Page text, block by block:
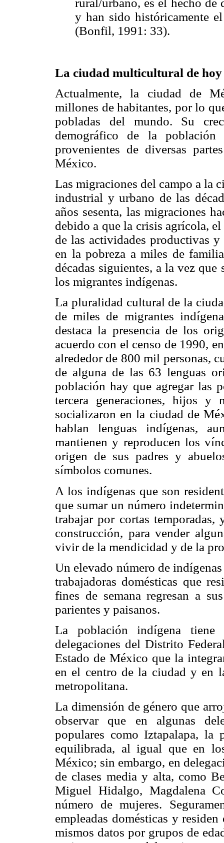
rural/urbano, es el hecho de
y han sido históricamente
(Bonfil, 1991: 33).
La ciudad multicultural de hoy
Actualmente, la ciudad de
millones de habitantes, por lo
pobladas del mundo. Su
demográfico de la
provenientes de diversas
México.
Las migraciones del campo a la
industrial y urbano de las
años sesenta, las migraciones
debido a que la crisis agrícola,
de las actividades productivas
en la pobreza a miles de
décadas siguientes, a la vez
los migrantes indígenas.
La pluralidad cultural de la
de miles de migrantes
destaca la presencia de los
acuerdo con el censo de 1990,
alrededor de 800 mil personas,
de alguna de las 63 lenguas
población hay que agregar las
tercera generaciones, hijos y
socializaron en la ciudad de
hablan lenguas indígenas,
mantienen y reproducen los
origen de sus padres y
símbolos comunes.
A los indígenas que son
que sumar un número
trabajar por cortas
construcción, para vender
vivir de la mendicidad y de la
Un elevado número de
trabajadoras domésticas que
fines de semana regresan a
parientes y paisanos.
La población indígena
delegaciones del Distrito
Estado de México que la
en el centro de la ciudad y en
metropolitana.
La dimensión de género que
observar que en algunas
populares como Iztapalapa, la
equilibrada, al igual que en
México; sin embargo, en
de clases media y alta, como
Miguel Hidalgo, Magdalena
número de mujeres.
empleadas domésticas y
mismos datos por grupos de